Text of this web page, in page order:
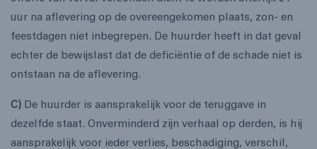
uur na aflevering op de overeengekomen plaats, zon- en
feestdagen niet inbegrepen. De huurder heeft in dat geval
echter de bewijslast dat de deficiëntie of de schade niet is
ontstaan na de aflevering.
C) De huurder is aansprakelijk voor de teruggave in
dezelfde staat. Onverminderd zijn verhaal op derden, is hij
aansprakelijk voor ieder verlies, beschadiging, verschil,